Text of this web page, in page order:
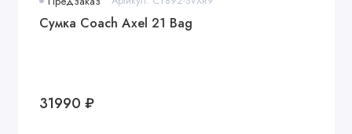
Сумка Coach Axel 21 Bag
31990 ₽